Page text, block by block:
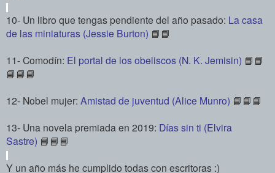
10- Un libro que tengas pendiente del año pasado: La casa
de las miniaturas (Jessie Burton) 📘📘
11- Comodín: El portal de los obeliscos (N. K. Jemisin) 📘📘
📘 📘📘
12- Nobel mujer: Amistad de juventud (Alice Munro) 📘📘📘
13- Una novela premiada en 2019: Días sin ti (Elvira
Sastre) 📘📘📘
Y un año más he cumplido todas con escritoras :)